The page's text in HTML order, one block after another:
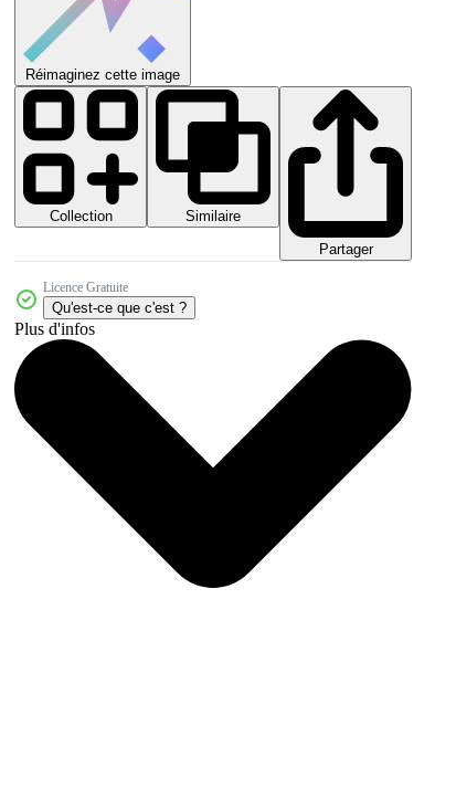
Réimaginez cette image
Collection
Similaire
Partager
Licence Gratuite
Qu'est-ce que c'est ?
Plus d'infos